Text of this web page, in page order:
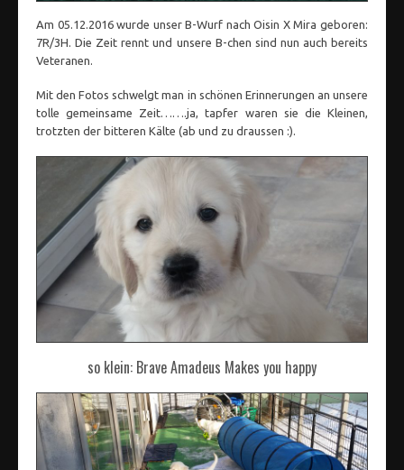
Am 05.12.2016 wurde unser B-Wurf nach Oisin X Mira geboren:
7R/3H. Die Zeit rennt und unsere B-chen sind nun auch bereits
Veteranen.
Mit den Fotos schwelgt man in schönen Erinnerungen an unsere
tolle gemeinsame Zeit…….ja, tapfer waren sie die Kleinen,
trotzten der bitteren Kälte (ab und zu draussen :).
so klein: Brave Amadeus Makes you happy